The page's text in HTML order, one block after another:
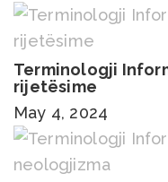
Terminologji
rijetësime
May 4, 2024